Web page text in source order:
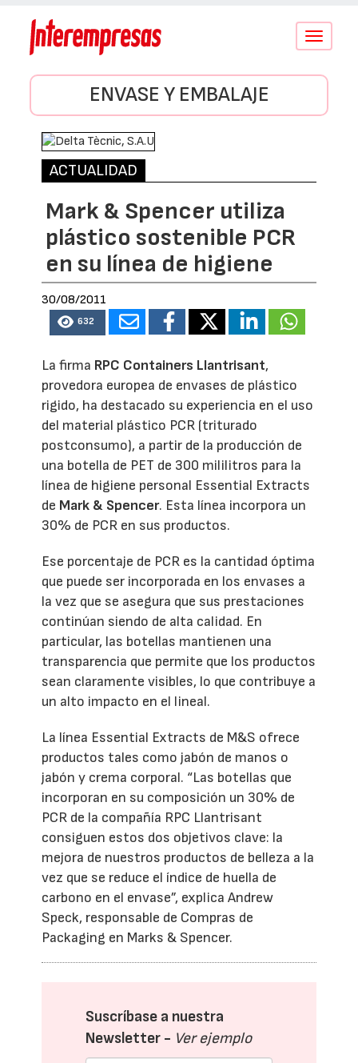
Conmutar
ENVASE Y EMBALAJE
ACTUALIDAD
Mark & Spencer utiliza
plástico sostenible PCR
en su línea de higiene
30/08/2011
632
La firma RPC Containers Llantrisant,
provedora europea de envases de plástico
rigido, ha destacado su experiencia en el uso
del material plástico PCR (triturado
postconsumo), a partir de la producción de
una botella de PET de 300 mililitros para la
línea de higiene personal Essential Extracts
de Mark & Spencer. Esta línea incorpora un
30% de PCR en sus productos.
Ese porcentaje de PCR es la cantidad óptima
que puede ser incorporada en los envases a
la vez que se asegura que sus prestaciones
continúan siendo de alta calidad. En
particular, las botellas mantienen una
transparencia que permite que los productos
sean claramente visibles, lo que contribuye a
un alto impacto en el lineal.
La línea Essential Extracts de M&S ofrece
productos tales como jabón de manos o
jabón y crema corporal. “Las botellas que
incorporan en su composición un 30% de
PCR de la compañía RPC Llantrisant
consiguen estos dos objetivos clave: la
mejora de nuestros productos de belleza a la
vez que se reduce el índice de huella de
carbono en el envase”, explica Andrew
Speck, responsable de Compras de
Packaging en Marks & Spencer.
Suscríbase a nuestra
Newsletter - Ver ejemplo